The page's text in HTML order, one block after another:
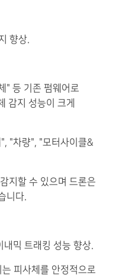
향상.
" 등 기존 펌웨어로
감지 성능이 크게
"차량", "모터사이클&
지할 수 있으며 드론은
니다.
믹 트래킹 성능 향상.
피사체를 안정적으로